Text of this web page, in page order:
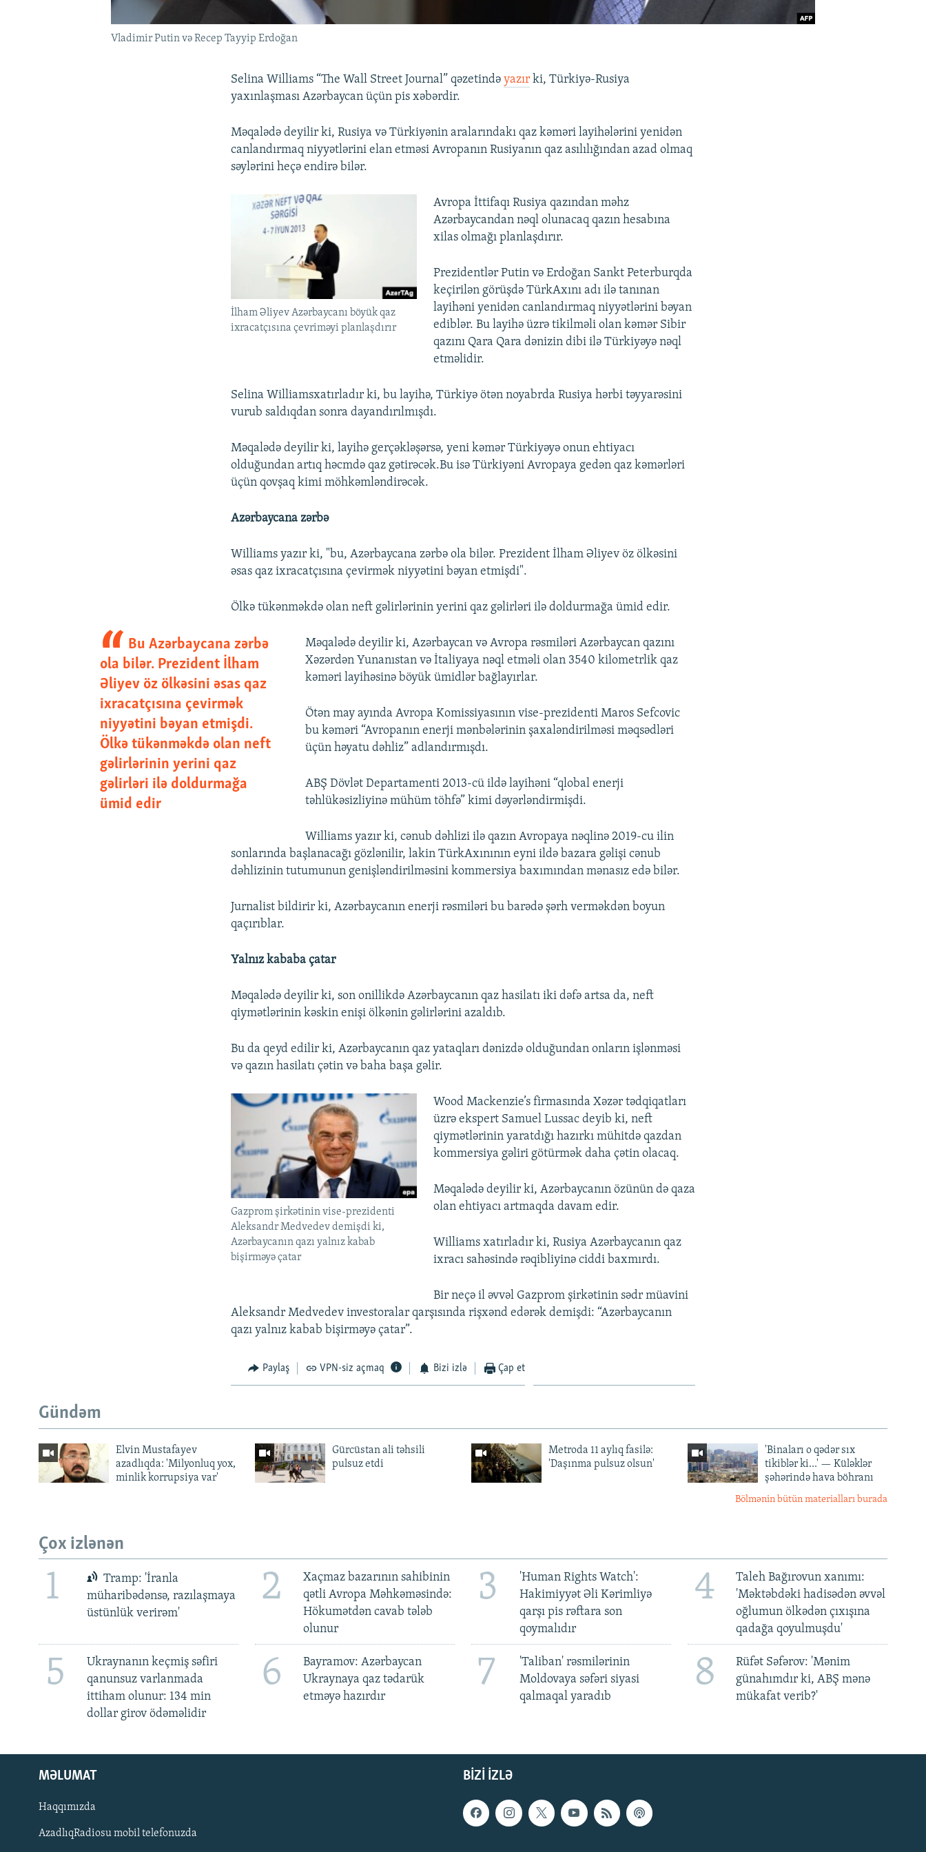
Vladimir Putin və Recep Tayyip Erdoğan
Selina Williams “The Wall Street Journal” qəzetindəyazır ki, Türkiyə-Rusiya
yaxınlaşması Azərbaycan üçün pis xəbərdir.
Məqalədə deyilir ki, Rusiya və Türkiyənin aralarındakı qaz kəməri layihələrini yenidən
canlandırmaq niyyətlərini elan etməsi Avropanın Rusiyanın qaz asılılığından azad olmaq
səylərini heçə endirə bilər.
İlham Əliyev Azərbaycanı böyük qaz
ixracatçısına çevriməyi planlaşdırır
Avropa İttifaqı Rusiya qazından məhz
Azərbaycandan nəql olunacaq qazın hesabına
xilas olmağı planlaşdırır.
Prezidentlər Putin və Erdoğan Sankt Peterburqda
keçirilən görüşdə TürkAxını adı ilə tanınan
layihəni yenidən canlandırmaq niyyətlərini bəyan
ediblər. Bu layihə üzrə tikilməli olan kəmər Sibir
qazını Qara Qara dənizin dibi ilə Türkiyəyə nəql
etməlidir.
Selina Williamsxatırladır ki, bu layihə, Türkiyə ötən noyabrda Rusiya hərbi təyyarəsini
vurub saldıqdan sonra dayandırılmışdı.
Məqalədə deyilir ki, layihə gerçəkləşərsə, yeni kəmər Türkiyəyə onun ehtiyacı
olduğundan artıq həcmdə qaz gətirəcək.Bu isə Türkiyəni Avropaya gedən qaz kəmərləri
üçün qovşaq kimi möhkəmləndirəcək.
Azərbaycana zərbə
Williams yazır ki, "bu, Azərbaycana zərbə ola bilər. Prezident İlham Əliyev öz ölkəsini
əsas qaz ixracatçısına çevirmək niyyətini bəyan etmişdi".
Ölkə tükənməkdə olan neft gəlirlərinin yerini qaz gəlirləri ilə doldurmağa ümid edir.
Bu Azərbaycana zərbə
ola bilər. Prezident İlham
Əliyev öz ölkəsini əsas qaz
ixracatçısına çevirmək
niyyətini bəyan etmişdi.
Ölkə tükənməkdə olan neft
gəlirlərinin yerini qaz
gəlirləri ilə doldurmağa
ümid edir
Məqalədə deyilir ki, Azərbaycan və Avropa rəsmiləri Azərbaycan qazını
Xəzərdən Yunanıstan və İtaliyaya nəql etməli olan 3540 kilometrlik qaz
kəməri layihəsinə böyük ümidlər bağlayırlar.
Ötən may ayında Avropa Komissiyasının vise-prezidenti Maros Sefcovic
bu kəməri “Avropanın enerji mənbələrinin şaxaləndirilməsi məqsədləri
üçün həyatu dəhliz” adlandırmışdı.
ABŞ Dövlət Departamenti 2013-cü ildə layihəni “qlobal enerji
təhlükəsizliyinə mühüm töhfə” kimi dəyərləndirmişdi.
Williams yazır ki, cənub dəhlizi ilə qazın Avropaya nəqlinə 2019-cu ilin
sonlarında başlanacağı gözlənilir, lakin TürkAxınının eyni ildə bazara gəlişi cənub
dəhlizinin tutumunun genişləndirilməsini kommersiya baxımından mənasız edə bilər.
Jurnalist bildirir ki, Azərbaycanın enerji rəsmiləri bu barədə şərh verməkdən boyun
qaçırıblar.
Yalnız kababa çatar
Məqalədə deyilir ki, son onillikdə Azərbaycanın qaz hasilatı iki dəfə artsa da, neft
qiymətlərinin kəskin enişi ölkənin gəlirlərini azaldıb.
Bu da qeyd edilir ki, Azərbaycanın qaz yataqları dənizdə olduğundan onların işlənməsi
və qazın hasilatı çətin və baha başa gəlir.
Gazprom şirkətinin vise-prezidenti
Aleksandr Medvedev demişdi ki,
Azərbaycanın qazı yalnız kabab
bişirməyə çatar
Wood Mackenzie’s firmasında Xəzər tədqiqatları
üzrə ekspert Samuel Lussac deyib ki, neft
qiymətlərinin yaratdığı hazırkı mühitdə qazdan
kommersiya gəliri götürmək daha çətin olacaq.
Məqalədə deyilir ki, Azərbaycanın özünün də qaza
olan ehtiyacı artmaqda davam edir.
Williams xatırladır ki, Rusiya Azərbaycanın qaz
ixracı sahəsində rəqibliyinə ciddi baxmırdı.
Bir neçə il əvvəl Gazprom şirkətinin sədr müavini
Aleksandr Medvedev investoralar qarşısında rişxənd edərək demişdi: “Azərbaycanın
qazı yalnız kabab bişirməyə çatar”.
Paylaş VPN-siz açmaq Bizi izlə Çap et
Gündəm
Elvin Mustafayev
azadlıqda: 'Milyonluq yox,
minlik korrupsiya var'
Gürcüstan ali təhsili
pulsuz etdi
Metroda 11 aylıq fasilə:
'Daşınma pulsuz olsun'
'Binaları o qədər sıx
tikiblər ki...' — Küləklər
şəhərində hava böhranı
Bölmənin bütün materialları burada
Çox izlənən
1
Tramp: 'İranla
müharibədənsə, razılaşmaya
üstünlük verirəm'
2
Xaçmaz bazarının sahibinin
qətli Avropa Məhkəməsində:
Hökumətdən cavab tələb
olunur
3
'Human Rights Watch':
Hakimiyyət Əli Kərimliyə
qarşı pis rəftara son
qoymalıdır
4
Taleh Bağırovun xanımı:
'Məktəbdəki hadisədən əvvəl
oğlumun ölkədən çıxışına
qadağa qoyulmuşdu'
5
Ukraynanın keçmiş səfiri
qanunsuz varlanmada
ittiham olunur: 134 min
dollar girov ödəməlidir
6
Bayramov: Azərbaycan
Ukraynaya qaz tədarük
etməyə hazırdır
7
'Taliban' rəsmilərinin
Moldovaya səfəri siyasi
qalmaqal yaradıb
8
Rüfət Səfərov: 'Mənim
günahımdır ki, ABŞ mənə
mükafat verib?'
BIZI IZLƏ
MƏLUMAT
Haqqımızda
AzadlıqRadiosu mobil telefonuzda